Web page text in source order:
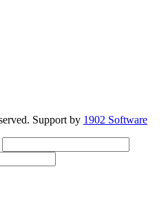
Support by 1902 Software